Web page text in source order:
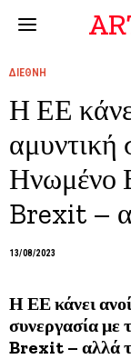
ΔΙΕΘΝΗ
Η ΕΕ
αμυντική
Ηνωμένο
Brexit –
13/08/2023
Η ΕΕ κάνει
συνεργασία με
Brexit – αλλά